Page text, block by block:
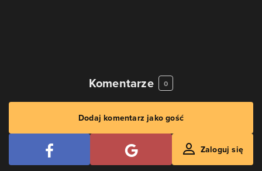
Komentarze 0
Dodaj komentarz jako gość
Zaloguj się